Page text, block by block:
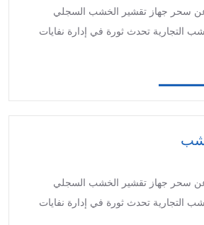
سحر جهاز تقشير الخشب السجلي
التجارية تحدث ثورة في إدارة نفايات
سحر جهاز تقشير الخشب السجلي
التجارية تحدث ثورة في إدارة نفايات